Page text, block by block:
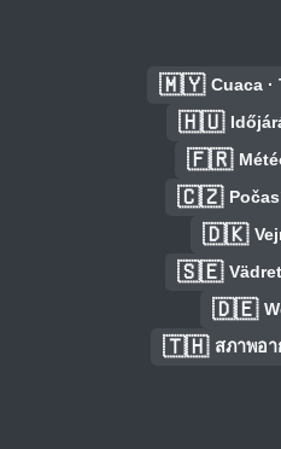
🇲🇾 Cuaca
🇭🇺
🇫🇷
🇨🇿
🇩🇰
🇸🇪
🇩🇪
🇹🇭 สภาพอา